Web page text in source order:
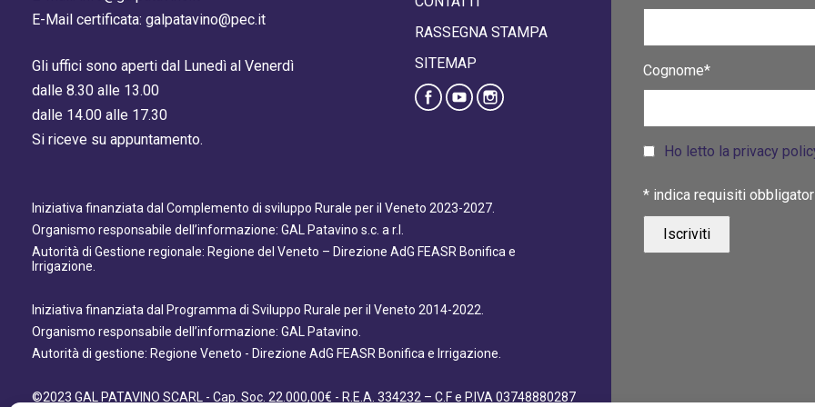
E-Mail certificata: galpatavino@pec.it
Gli uffici sono aperti dal Lunedì al Venerdì
dalle 8.30 alle 13.00
dalle 14.00 alle 17.30
Si riceve su appuntamento.
RASSEGNA STAMPA
SITEMAP
Iniziativa finanziata dal Complemento di sviluppo Rurale per il Veneto 2023-2027.
Organismo responsabile dell’informazione: GAL Patavino s.c. a r.l.
Autorità di Gestione regionale: Regione del Veneto – Direzione AdG FEASR Bonifica e
Irrigazione.
Iniziativa finanziata dal Programma di Sviluppo Rurale per il Veneto 2014-2022.
Organismo responsabile dell’informazione: GAL Patavino.
Autorità di gestione: Regione Veneto - Direzione AdG FEASR Bonifica e Irrigazione.
©2023 GAL PATAVINO SCARL - Cap. Soc. 22.000,00€ - R.E.A. 334232 – C.F e P.IVA 03748880287
Cognome*
Ho letto la privacy
* indica requisiti